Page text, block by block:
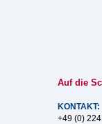
Auf die
KONTAKT:
+49 (0)